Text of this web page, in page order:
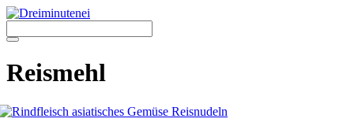
Zum
springen
Menü
Reismehl